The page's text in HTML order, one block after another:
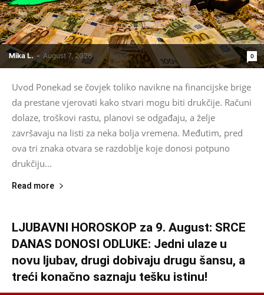
Mika L. - August 7, 2026 0
Uvod Ponekad se čovjek toliko navikne na financijske brige
da prestane vjerovati kako stvari mogu biti drukčije. Računi
dolaze, troškovi rastu, planovi se odgađaju, a želje
završavaju na listi za neka bolja vremena. Međutim, pred
ova tri znaka otvara se razdoblje koje donosi potpuno
drukčiju...
Read more
LJUBAVNI HOROSKOP za 9. August: SRCE
DANAS DONOSI ODLUKE: Jedni ulaze u
novu ljubav, drugi dobivaju drugu šansu, a
treći konačno saznaju tešku istinu!